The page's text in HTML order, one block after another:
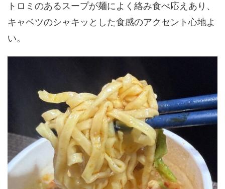
トロミのあるスープが麺によく絡み食べ応えあり、
キャベツのシャキッとした食感のアクセント心地よ
い。